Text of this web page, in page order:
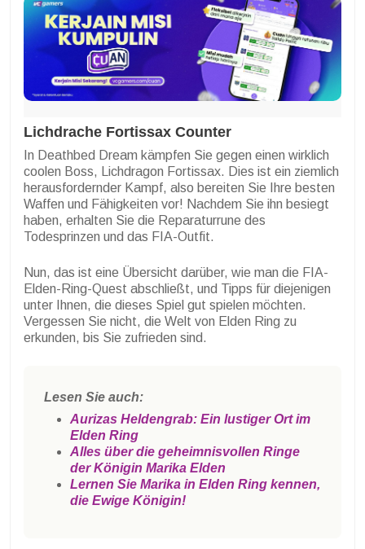
Lichdrache Fortissax Counter
In Deathbed Dream kämpfen Sie gegen einen wirklich
coolen Boss, Lichdragon Fortissax. Dies ist ein ziemlich
herausfordernder Kampf, also bereiten Sie Ihre besten
Waffen und Fähigkeiten vor! Nachdem Sie ihn besiegt
haben, erhalten Sie die Reparaturrune des
Todesprinzen und das FIA-Outfit.
Nun, das ist eine Übersicht darüber, wie man die FIA-
Elden-Ring-Quest abschließt, und Tipps für diejenigen
unter Ihnen, die dieses Spiel gut spielen möchten.
Vergessen Sie nicht, die Welt von Elden Ring zu
erkunden, bis Sie zufrieden sind.
Lesen Sie auch:
Aurizas Heldengrab: Ein lustiger Ort im
Elden Ring
Alles über die geheimnisvollen Ringe
der Königin Marika Elden
Lernen Sie Marika in Elden Ring kennen,
die Ewige Königin!